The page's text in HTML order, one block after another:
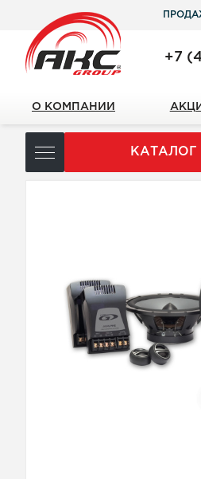
+7
О КОМПАНИИ
КАТАЛОГ